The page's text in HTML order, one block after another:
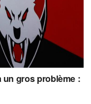
un gros problème :